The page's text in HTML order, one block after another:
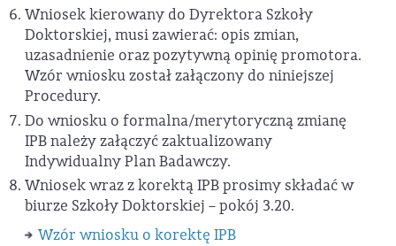
Wniosek kierowany do Dyrektora Szkoły
Doktorskiej, musi zawierać: opis zmian,
uzasadnienie oraz pozytywną opinię promotora.
Wzór wniosku został załączony do niniejszej
Procedury.
Do wniosku o formalna/merytoryczną zmianę
IPB należy załączyć zaktualizowany
Indywidualny Plan Badawczy.
Wniosek wraz z korektą IPB prosimy składać w
biurze Szkoły Doktorskiej – pokój 3.20.
Wzór wniosku o korektę IPB